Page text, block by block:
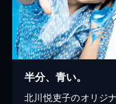
半分、青い。
北川悦吏子のオリジ